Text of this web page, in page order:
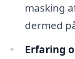
masking
dermed
Erfaring